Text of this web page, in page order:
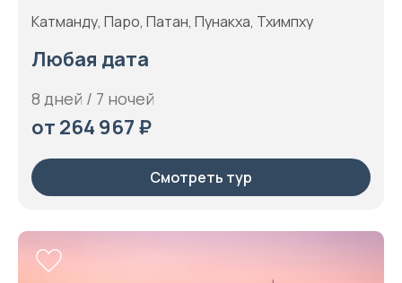
Катманду, Паро, Патан, Пунакха, Тхимпху
Любая дата
8 дней / 7 ночей
от 264 967 ₽
Смотреть тур